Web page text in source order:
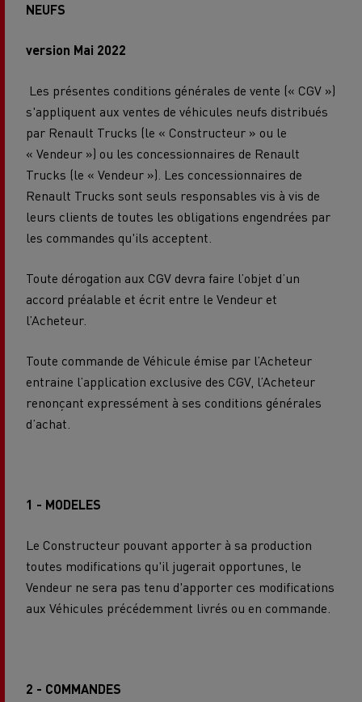
NEUFS
version Mai 2022
Les présentes conditions générales de vente (« CGV »)
s'appliquent aux ventes de véhicules neufs distribués
par Renault Trucks (le « Constructeur » ou le
« Vendeur ») ou les concessionnaires de Renault
Trucks (le « Vendeur »). Les concessionnaires de
Renault Trucks sont seuls responsables vis à vis de
leurs clients de toutes les obligations engendrées par
les commandes qu'ils acceptent.
Toute dérogation aux CGV devra faire l’objet d’un
accord préalable et écrit entre le Vendeur et
l’Acheteur.
Toute commande de Véhicule émise par l’Acheteur
entraine l’application exclusive des CGV, l’Acheteur
renonçant expressément à ses conditions générales
d’achat.
1 - MODELES
Le Constructeur pouvant apporter à sa production
toutes modifications qu'il jugerait opportunes, le
Vendeur ne sera pas tenu d'apporter ces modifications
aux Véhicules précédemment livrés ou en commande.
2 - COMMANDES